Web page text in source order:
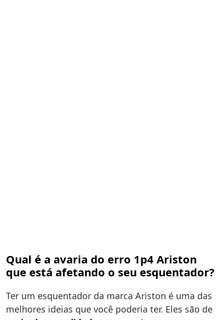
Qual é a avaria do erro 1p4 Ariston
que está afetando o seu esquentador?
Ter um esquentador da marca Ariston é uma das
melhores ideias que você poderia ter. Eles são de